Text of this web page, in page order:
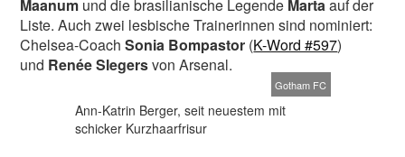
Maanum und die brasilianische Legende Martaauf der
Liste. Auch zwei lesbische Trainerinnen sind nominiert:
Chelsea-CoachSonia Bompastor (K-Word #597)
und Renée Slegersvon Arsenal.
Gotham FC
Ann-Katrin Berger, seit neuestem mit
schicker Kurzhaarfrisur